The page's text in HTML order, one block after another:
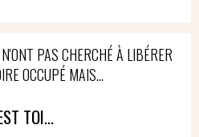
PAS CHERCHÉ À LIBÉRER
OCCUPÉ MAIS...
TOI...